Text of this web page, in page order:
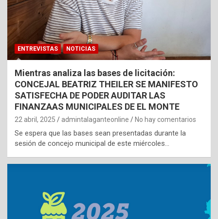
ENTREVISTAS NOTICIAS
Mientras analiza las bases de licitación:
CONCEJAL BEATRIZ THEILER SE MANIFESTO
SATISFECHA DE PODER AUDITAR LAS
FINANZAAS MUNICIPALES DE EL MONTE
22 abril, 2025 admintalaganteonline No hay comentarios
Se espera que las bases sean presentadas durante la
sesión de concejo municipal de este miércoles…